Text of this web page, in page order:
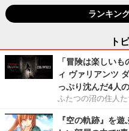
ランキン
ト
「冒険は楽しい
ィ ヴァリアンツ
っぷり沈んだ4人
ふたつの沼の住人た
『空の軌跡』を